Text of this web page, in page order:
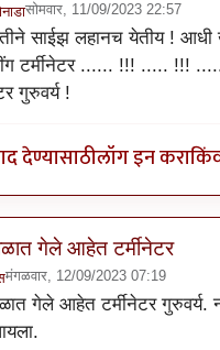
सोमवार, 11/09/2023 22:57
साईझ लहानच येतीय !
टर्मीनेटर ...... !!! ..... !!!
गुरुवर्य !
देण्यासाठीलॉग इन करा
गेले आहेत टर्मीनेटर
मंगळवार, 12/09/2023 07:19
toया पद्धतीने साईझ
गेले आहेत टर्मीनेटर गुरुवर्य.